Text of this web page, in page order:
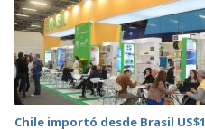
Chile importó desde Brasil